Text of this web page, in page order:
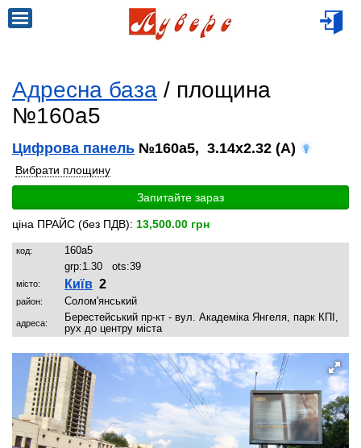
Адресна база / площина
№160a5
Цифрова панель №160a5, 3.14x2.32 (A)
Вибрати площину
Запитайте зараз
ціна ПРАЙС (без ПДВ): 13,500.00 грн
код:
160a5
grp:1.30 ots:39
місто: Київ 2
район: Солом'янський
адреса:
Берестейський пр-кт - вул. Академіка Янгеля, парк КПІ,
рух до центру міста